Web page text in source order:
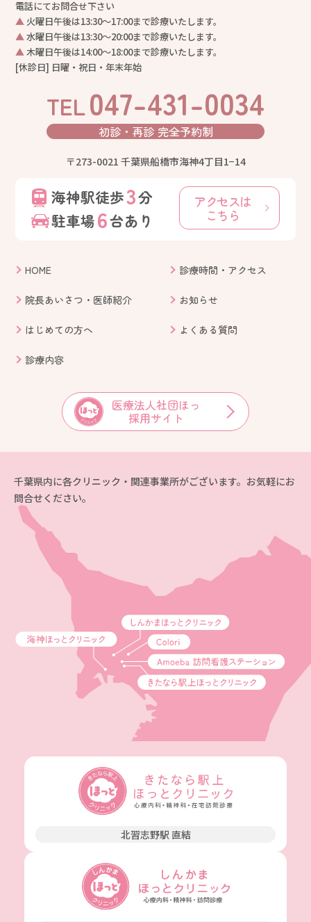
電話にてお問合せ下さい
▲ 火曜日午後は13:30〜17:00まで診療いたします。
▲水曜日午後は13:30〜20:00まで診療いたします。
▲木曜日午後は14:00〜18:00まで診療いたします。
[休診日] 日曜・祝日・年末年始
TEL047-431-0034
初診・再診 完全予約制
〒273-0021 千葉県船橋市海神4丁目1−14
海神駅徒歩3分
駐車場6台あり
アクセスは
こちら
HOME
院長あいさつ・医師紹介
はじめての方へ
診療内容
診療時間・アクセス
お知らせ
よくある質問
医療法人社団ほっ
採用サイト
千葉県内に各クリニック・関連事業所がございます。お気軽にお
問合せください。
北習志野駅 直結